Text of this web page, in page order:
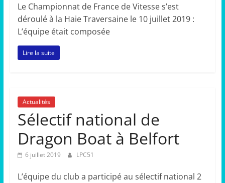
Le Championnat de France de Vitesse s’est
déroulé à la Haie Traversaine le 10 juillet 2019 :
L’équipe était composée
Lire la suite
Actualités
Sélectif national de
Dragon Boat à Belfort
6 juillet 2019 LPC51
L’équipe du club a participé au sélectif national 2